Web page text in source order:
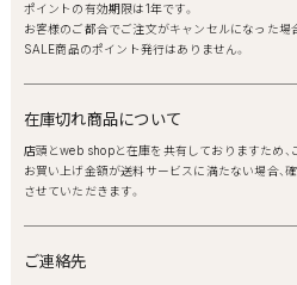
ポイントの有効期限は1年です。
お客様のご都合でご注文がキャンセルになった場
SALE商品のポイント発行はありません。
在庫切れ商品について
店頭とweb shopと在庫を共有しておりますため、
お買い上げ金額が送料サービスに満たない場合、
させていただきます。
ご連絡先